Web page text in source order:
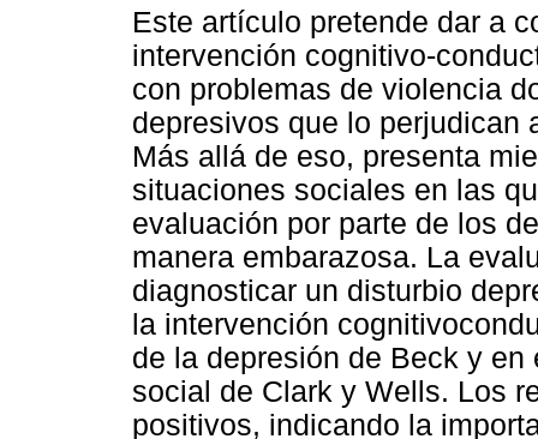
Este artículo pretende dar a
intervención cognitivo-
con problemas de violencia
depresivos que lo perjudican
Más allá de eso, presenta
situaciones sociales en las
evaluación por parte de los
manera embarazosa. La
diagnosticar un disturbio
la intervención
de la depresión de Beck y
social de Clark y Wells. Los
positivos, indicando la